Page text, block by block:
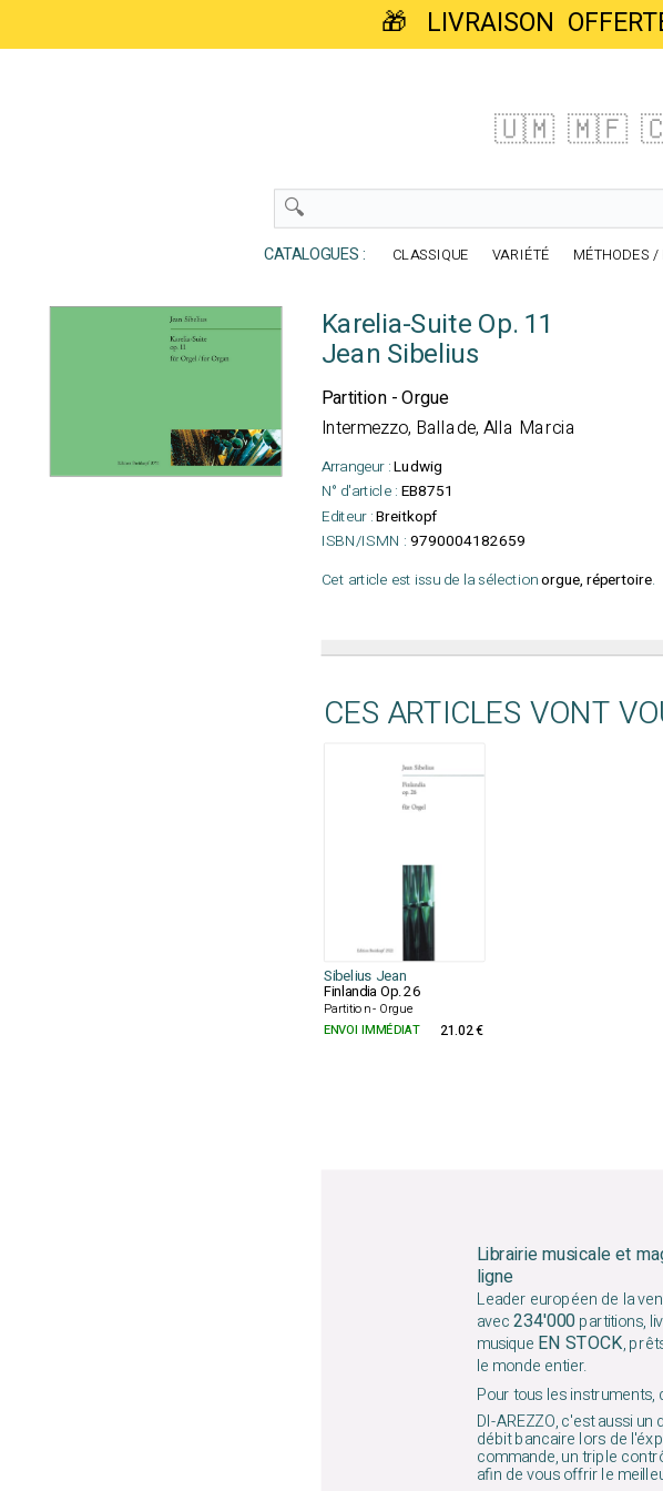
🎁 LIVRAISON
🇺🇲 🇲🇫
CATALOGUES : CLASSIQUE VARIÉTÉ MÉTHODES /
Karelia-Suite Op. 11
Jean Sibelius
Partition - Orgue
Intermezzo, Ballade, Alla Marcia
Arrangeur :Ludwig
N° d'article : EB8751
Editeur :Breitkopf
ISBN/ISMN : 9790004182659
Cet article est issu de la sélectionorgue, répertoire.
CES ARTICLES VONT
Sibelius Jean
Finlandia Op. 26
Partition - Orgue
ENVOI IMMÉDIAT
21.02 €
Librairie musicale et
ligne
Leader européen de la
avec234'000partitions,
musique EN STOCK,
le monde entier.
Pour tous les instruments,
DI-AREZZO, c'est aussi
débit bancaire lors de
commande, un triple
afin de vous offrir le